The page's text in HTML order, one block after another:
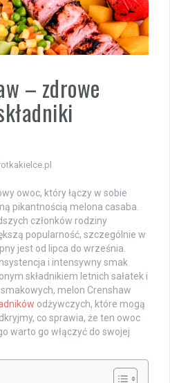
– zdrowe
owoc, który łączy w sobie
pikantnością melona casaba.
członków rodziny
popularność, szczególnie w
jest od lipca do września.
i intensywny smak
składnikiem letnich sałatek i
melon Crenshaw
odżywczych, które mogą
co sprawia, że ten owoc
warto go włączyć do swojej